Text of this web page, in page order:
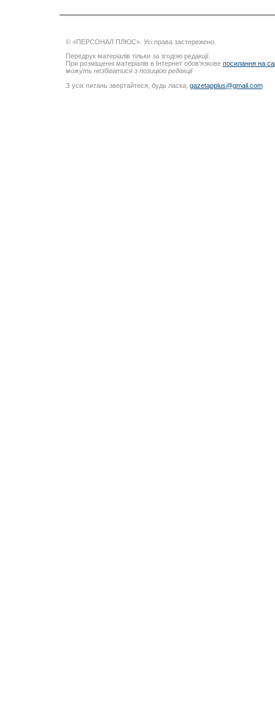
© «ПЕРСОНАЛ ПЛЮС». Усі права застережено.
Передрук матеріалів тільки за згодою редакції.
При розміщенні матеріалів в Інтернет обов’язкове посилання на
можуть незбігатися з позицією редакції
З усіх питань звертайтеся, будь ласка, gazetapplus@gmail.com